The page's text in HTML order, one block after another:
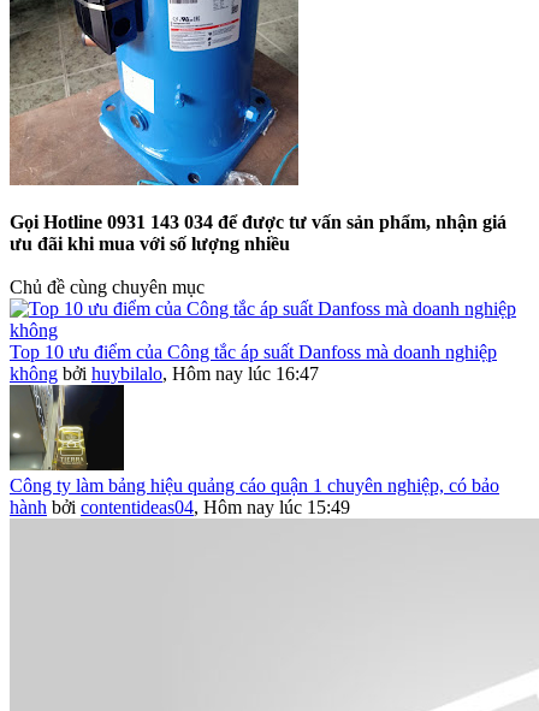
Gọi Hotline 0931 143 034 để được tư vấn sản phẩm, nhận giá
ưu đãi khi mua với số lượng nhiều
Chủ đề cùng chuyên mục
Top 10 ưu điểm của Công tắc áp suất Danfoss mà doanh nghiệp
không bởi huybilalo, Hôm nay lúc 16:47
Công ty làm bảng hiệu quảng cáo quận 1 chuyên nghiệp, có bảo
hành bởi contentideas04, Hôm nay lúc 15:49